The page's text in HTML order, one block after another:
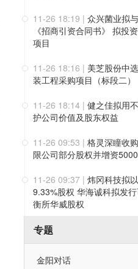
11-26 18:19 | 众兴菌业拟
《招商引资合同书》 拟投
项目
11-26 18:16 | 美芝股份中
装工程采购项目（标段二）
11-26 18:14 | 健之佳拟用
护公司价值及股东权益
11-26 09:53 | 格灵深瞳收
限公司部分股权并增资
11-26 09:37 | 炜冈科技拟
9.33%股权 华海诚科拟发
衡所华威股权
专题
金阳对话